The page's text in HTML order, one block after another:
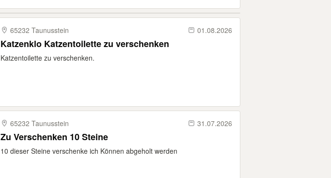
65232 Taunusstein 01.08.2026
Katzenklo Katzentoilette zu verschenken
Katzentoilette zu verschenken.
65232 Taunusstein 31.07.2026
Zu Verschenken 10 Steine
10 dieser Steine verschenke ich Können abgeholt werden